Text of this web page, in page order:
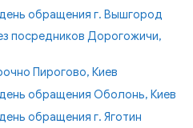
обращения г. Вышгород
посредников Дорогожичи,
Пирогово, Киев
обращения Оболонь, Киев
обращения г. Яготин